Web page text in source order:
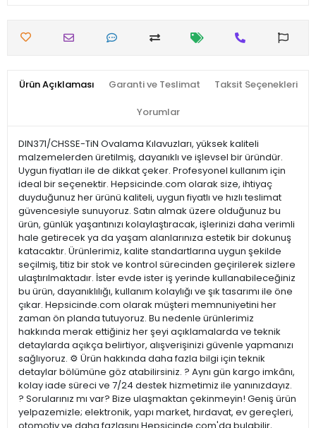
Ürün Açıklaması Garanti ve Teslimat Taksit Seçenekleri
Yorumlar
DIN371/CHSSE-TiN Ovalama Kılavuzları, yüksek kaliteli
malzemelerden üretilmiş, dayanıklı ve işlevsel bir üründür.
Uygun fiyatları ile de dikkat çeker. Profesyonel kullanım için
ideal bir seçenektir. Hepsicinde.com olarak size, ihtiyaç
duyduğunuz her ürünü kaliteli, uygun fiyatlı ve hızlı teslimat
güvencesiyle sunuyoruz. Satın almak üzere olduğunuz bu
ürün, günlük yaşantınızı kolaylaştıracak, işlerinizi daha verimli
hale getirecek ya da yaşam alanlarınıza estetik bir dokunuş
katacaktır. Ürünlerimiz, kalite standartlarına uygun şekilde
seçilmiş, titiz bir stok ve kontrol sürecinden geçirilerek sizlere
ulaştırılmaktadır. İster evde ister iş yerinde kullanabileceğiniz
bu ürün, dayanıklılığı, kullanım kolaylığı ve şık tasarımı ile öne
çıkar. Hepsicinde.com olarak müşteri memnuniyetini her
zaman ön planda tutuyoruz. Bu nedenle ürünlerimiz
hakkında merak ettiğiniz her şeyi açıklamalarda ve teknik
detaylarda açıkça belirtiyor, alışverişinizi güvenle yapmanızı
sağlıyoruz. ⚙️ Ürün hakkında daha fazla bilgi için teknik
detaylar bölümüne göz atabilirsiniz. ? Aynı gün kargo imkânı,
kolay iade süreci ve 7/24 destek hizmetimiz ile yanınızdayız.
? Sorularınız mı var? Bize ulaşmaktan çekinmeyin! Geniş ürün
yelpazemizle; elektronik, yapı market, hırdavat, ev gereçleri,